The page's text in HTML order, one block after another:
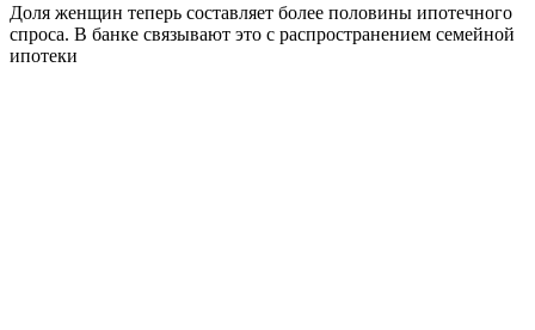
Доля женщин теперь составляет более половины ипотечного
спроса. В банке связывают это с распространением семейной
ипотеки